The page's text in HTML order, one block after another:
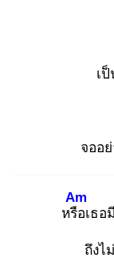
เ
จออ
หรือ
Am
เธอ
ถึงไ